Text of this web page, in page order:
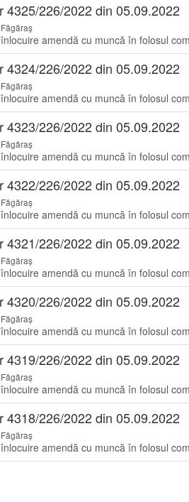
4325/226/2022 din 05.09.2022
amendă cu muncă în folosul
4324/226/2022 din 05.09.2022
amendă cu muncă în folosul
4323/226/2022 din 05.09.2022
amendă cu muncă în folosul
4322/226/2022 din 05.09.2022
amendă cu muncă în folosul
4321/226/2022 din 05.09.2022
amendă cu muncă în folosul
4320/226/2022 din 05.09.2022
amendă cu muncă în folosul
4319/226/2022 din 05.09.2022
amendă cu muncă în folosul
4318/226/2022 din 05.09.2022
amendă cu muncă în folosul